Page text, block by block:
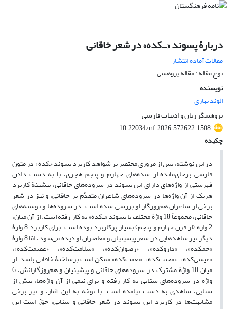
دربارۀ پسوند «ــ‌کده» در شعر خاقانی
مقالات آماده انتشار
نوع مقاله : مقاله پژوهشی
نویسنده
الوند بهاری
پژوهشگر زبان و ادبیات فارسی
10.22034/nf.2026.572622.1508
چکیده
در این نوشته، پس از مروری مختصر بر شواهد کاربرد پسوند «ـ‌کده» در متون
فارسی برجای‌مانده از سده‌های چهارم و پنجم هجری، با به دست دادن
فهرستی از واژه‌های دارای این پسوند در سروده‌های خاقانی، پیشینۀ کاربرد
هریک از آن واژه‌ها در سروده‌های شاعران متقدّم بر خاقانی، و نیز در شعر
برخی از شاعران هم‌روزگار او بررسی شده است. در سروده‌ها و نوشته‌های
خاقانی، مجموعاً 18 واژۀ مختلف با پسوند «ــ‌کده» به کار رفته است. از آن میان،
2 واژه (از قرن چهارم و پنجم) بسیار پرکاربرد بوده است. برای کاربرد 8 واژۀ
دیگر نیز شاهدهایی در شعر پیشینیان و معاصران او دیده می‌شود، امّا 8 واژۀ
«خمکده»، «داروکده»، «رضوان‌کده»، «سلامت‌کده»، «عصمت‌کده»،
«عیسی‌کده»، «محنت‌کده»، «نعمت‌کده» ممکن است برساختۀ خاقانی باشد. از
میان 10 واژۀ مشترک در سروده‌های خاقانی و پیشینیان و هم‌روزگارانش، 6
واژه در سروده‌های سنایی به کار رفته و برای نیمی از آن واژه‌ها، پیش از
سنایی، شاهدی به دست نیامده است. با توجّه به این آمار، و نیز برخی
مشابهت‌ها در کاربرد این پسوند در شعر خاقانی و سنایی، حقّ است این